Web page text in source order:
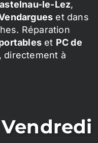
le-Lez,
et dans
Réparation
et PC de
directement à